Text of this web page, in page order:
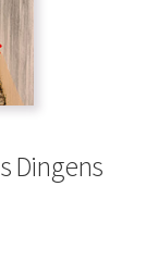
Dingens